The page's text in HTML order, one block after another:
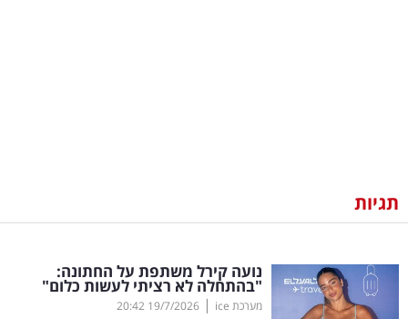
וצרכנות
דיגיטל
וטק
תגיות
נועה קירל משתפת על החתונה:
"בהתחלה לא רציתי לעשות כלום"
מערכת ice |
19/7/2026
20:42